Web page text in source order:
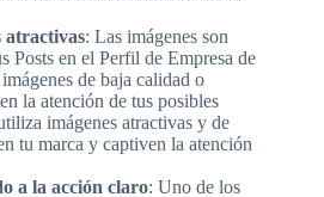
atractivas: Las imágenes son
Posts en el Perfil de Empresa de
de baja calidad o
la atención de tus posibles
imágenes atractivas y de
tu marca y captiven la atención
a la acción claro: Uno de los